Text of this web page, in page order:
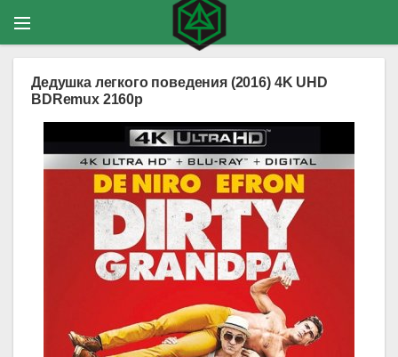
Дедушка легкого поведения (2016) 4K UHD
BDRemux 2160p